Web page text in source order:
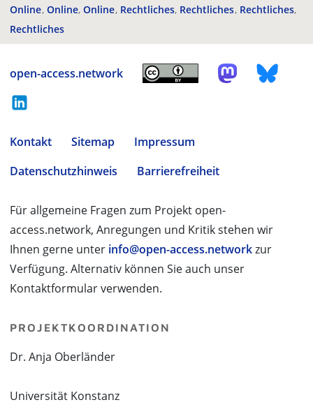
Online Online Online Rechtliches Rechtliches Rechtliches
Rechtliches
open-access.network
Kontakt Sitemap
Impressum
Datenschutzhinweis
Barrierefreiheit
Für allgemeine Fragen zum Projekt open-
access.network, Anregungen und Kritik stehen wir
Ihnen gerne unter info@open-access.networkzur
Verfügung. Alternativ können Sie auch unser
Kontaktformular verwenden.
PROJEKTKOORDINATION
Dr. Anja Oberländer
Universität Konstanz